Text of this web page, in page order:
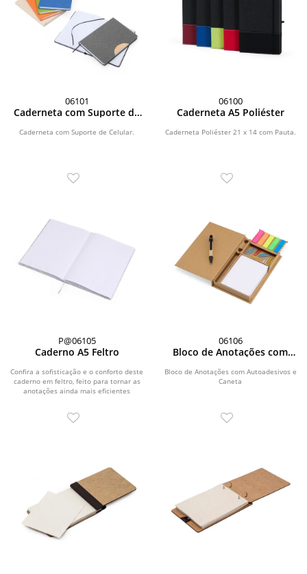
06101
Caderneta com Suporte de
Caderneta com Suporte de Celular.
06100
Caderneta A5 Poliéster
Caderneta Poliéster 21 x 14 com Pauta.
P@06105
Caderno A5 Feltro
Confira a sofisticação e o conforto deste
caderno em feltro, feito para tornar as
anotações ainda mais eficientes
06106
Bloco de Anotações com
Bloco de Anotações com Autoadesivos e
Caneta